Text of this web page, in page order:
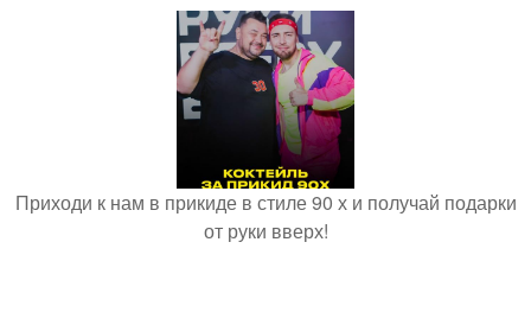
Приходи к нам в прикиде в стиле 90 х и получай подарки
от руки вверх!